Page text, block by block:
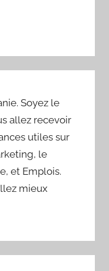
Soyez le
allez recevoir
utiles sur
le
et Emplois.
mieux